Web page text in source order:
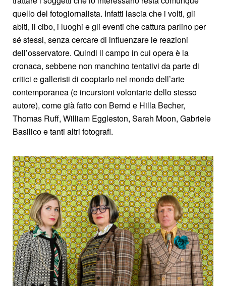
quello del fotogiornalista. Infatti lascia che i volti, gli
abiti, il cibo, i luoghi e gli eventi che cattura parlino per
sé stessi, senza cercare di influenzare le reazioni
dell’osservatore. Quindi il campo in cui opera è la
cronaca, sebbene non manchino tentativi da parte di
critici e galleristi di cooptarlo nel mondo dell’arte
contemporanea (e incursioni volontarie dello stesso
autore), come già fatto con Bernd e Hilla Becher,
Thomas Ruff, William Eggleston, Sarah Moon, Gabriele
Basilico e tanti altri fotografi.